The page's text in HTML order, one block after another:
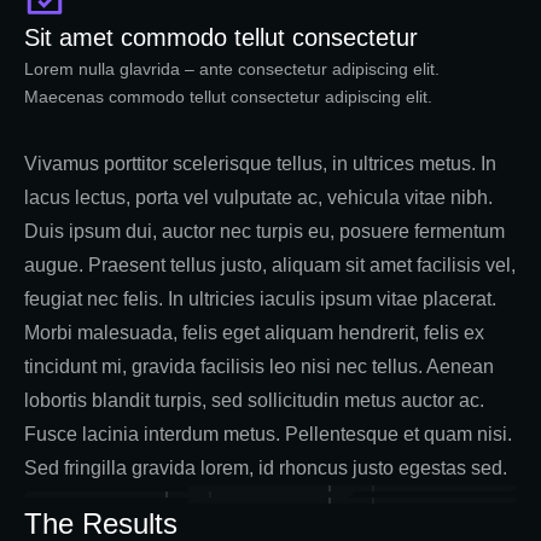
Sit amet commodo tellut consectetur
Lorem nulla glavrida – ante consectetur adipiscing elit.
Maecenas commodo tellut consectetur adipiscing elit.
Vivamus porttitor scelerisque tellus, in ultrices metus. In
lacus lectus, porta vel vulputate ac, vehicula vitae nibh.
Duis ipsum dui, auctor nec turpis eu, posuere fermentum
augue. Praesent tellus justo, aliquam sit amet facilisis vel,
feugiat nec felis. In ultricies iaculis ipsum vitae placerat.
Morbi malesuada, felis eget aliquam hendrerit, felis ex
tincidunt mi, gravida facilisis leo nisi nec tellus. Aenean
lobortis blandit turpis, sed sollicitudin metus auctor ac.
Fusce lacinia interdum metus. Pellentesque et quam nisi.
Sed fringilla gravida lorem, id rhoncus justo egestas sed.
The Results